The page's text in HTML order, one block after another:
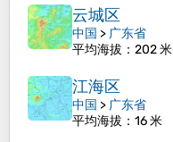
云城区
中国 > 广东省
平均海拔 ：202 米
江海区
中国 > 广东省
平均海拔 ：16 米